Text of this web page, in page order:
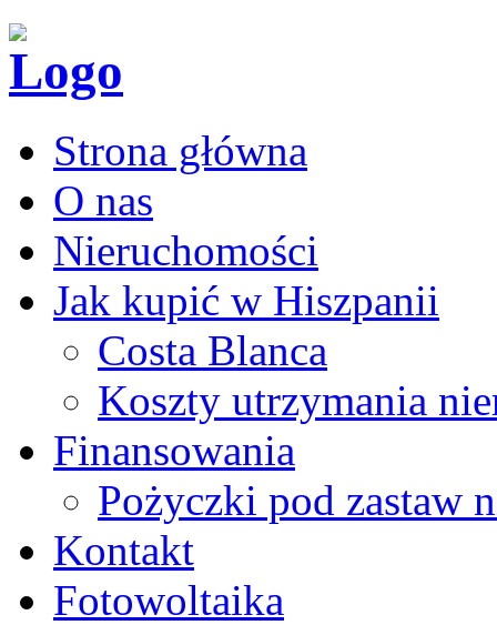
Strona główna
O nas
Nieruchomości
Jak kupić w Hiszpanii
Costa Blanca
Koszty utrzymania
Finansowania
Pożyczki pod zastaw
Kontakt
Fotowoltaika